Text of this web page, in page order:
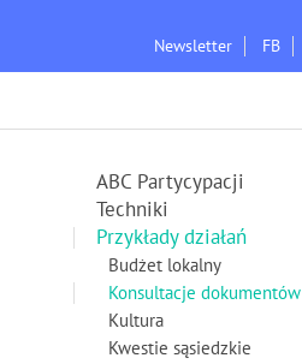
Newsletter FB
ABC Partycypacji
Techniki
Przykłady działań
Budżet lokalny
Konsultacje dokumentów
Kultura
Kwestie sąsiedzkie